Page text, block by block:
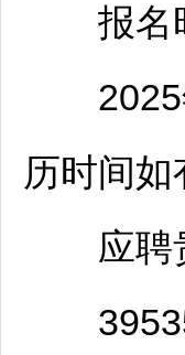
报名
2025年
历时间
应聘贵